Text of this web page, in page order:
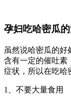
孕妇吃哈密瓜的
虽然说哈密瓜的好
含有一定的催吐素
症状，所以在吃哈
1、不要大量食用